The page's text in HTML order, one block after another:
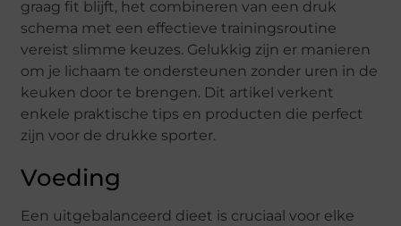
graag fit blijft, het combineren van een druk
schema met een effectieve trainingsroutine
vereist slimme keuzes. Gelukkig zijn er manieren
om je lichaam te ondersteunen zonder uren in de
keuken door te brengen. Dit artikel verkent
enkele praktische tips en producten die perfect
zijn voor de drukke sporter.
Voeding
Een uitgebalanceerd dieet is cruciaal voor elke